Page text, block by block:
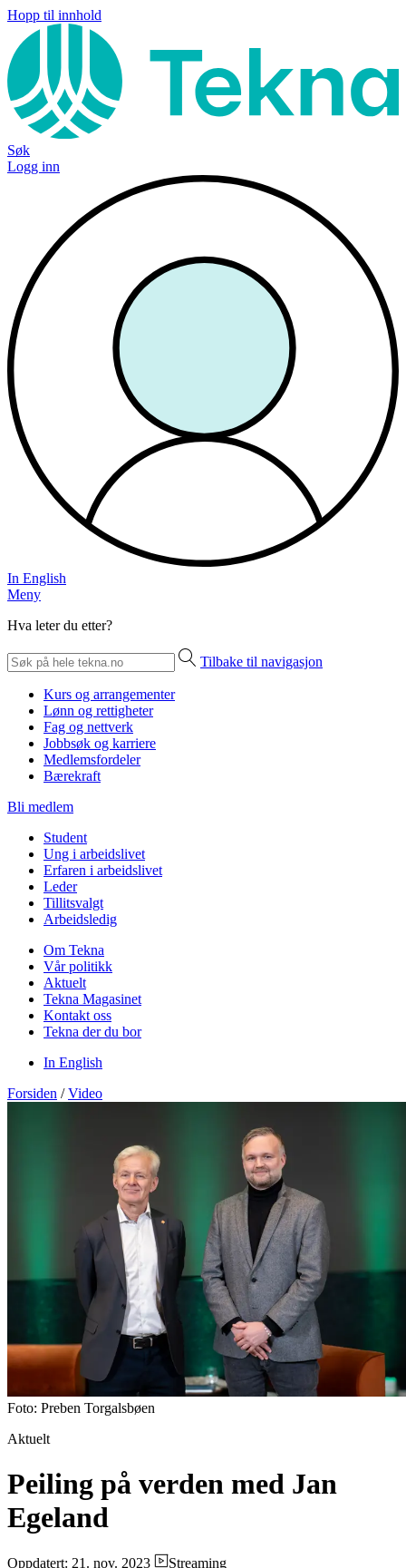
Hopp til innhold
Søk
Logg inn
In English
Meny
Hva leter du etter?
Tilbake til navigasjon
Kurs og arrangementer
Lønn og rettigheter
Fag og nettverk
Jobbsøk og karriere
Medlemsfordeler
Bærekraft
Bli medlem
Student
Ung i arbeidslivet
Erfaren i arbeidslivet
Leder
Tillitsvalgt
Arbeidsledig
Om Tekna
Vår politikk
Aktuelt
Tekna Magasinet
Kontakt oss
Tekna der du bor
In English
Forsiden / Video
Foto: Preben Torgalsbøen
Aktuelt
Peiling på verden med Jan
Egeland
Oppdatert: 21. nov. 2023
Streaming